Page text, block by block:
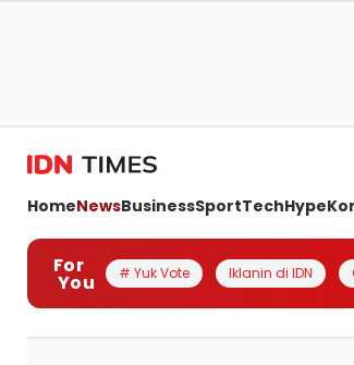
HomeNewsBusinessSportTechHype
For
You # Yuk Vote Iklanin di IDN